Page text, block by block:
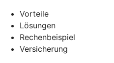
Vorteile
Lösungen
Rechenbeispiel
Versicherung